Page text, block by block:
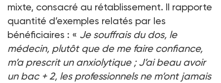
mixte, consacré au rétablissement. Il rapporte
quantité d’exemples relatés par les
bénéficiaires : « Je souffrais du dos, le
médecin, plutôt que de me faire confiance,
m’a prescrit un anxiolytique ; J’ai beau avoir
un bac + 2, les professionnels ne m’ont jamais